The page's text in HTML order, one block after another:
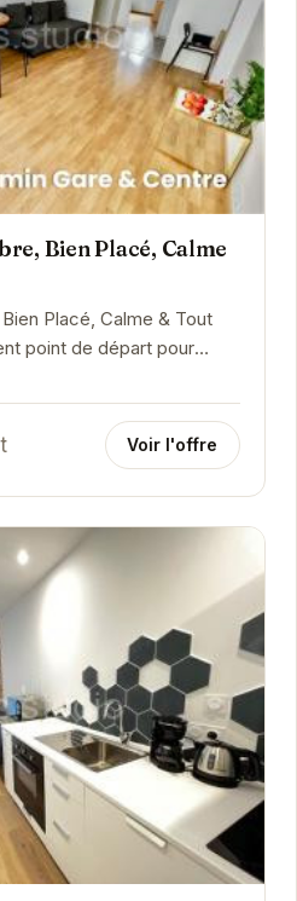
Bien Placé, Calme
Placé, Calme & Tout
point de départ pour
emplacement stratégique
Voir l'offre